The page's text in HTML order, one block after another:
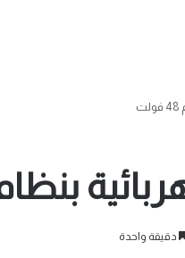
بنظام 48
دقيقة واحدة